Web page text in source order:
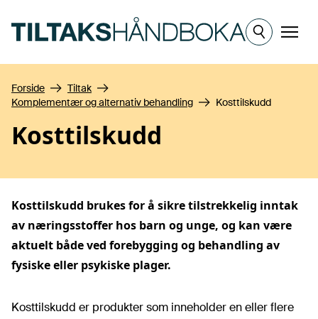
Meny
Forside
Tiltak
Komplementær og alternativ behandling
Kosttilskudd
Kosttilskudd
Kosttilskudd brukes for å sikre tilstrekkelig inntak
av næringsstoffer hos barn og unge, og kan være
aktuelt både ved forebygging og behandling av
fysiske eller psykiske plager.
Kosttilskudd er produkter som inneholder en eller flere